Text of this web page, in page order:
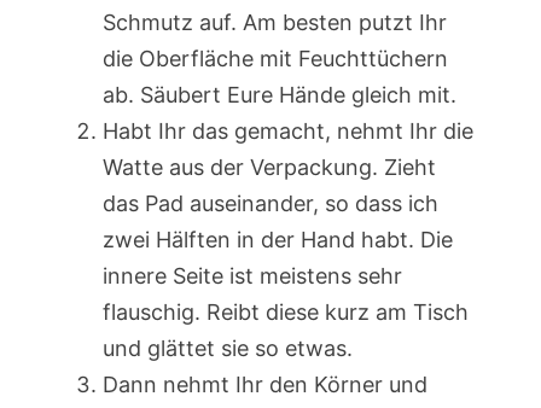
Schmutz auf. Am besten putzt Ihr
die Oberfläche mit Feuchttüchern
ab. Säubert Eure Hände gleich mit.
Habt Ihr das gemacht, nehmt Ihr die
Watte aus der Verpackung. Zieht
das Pad auseinander, so dass ich
zwei Hälften in der Hand habt. Die
innere Seite ist meistens sehr
flauschig. Reibt diese kurz am Tisch
und glättet sie so etwas.
Dann nehmt Ihr den Körner und